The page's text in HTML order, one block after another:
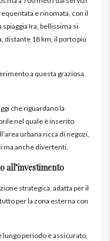
e rinomata, con il
Ira, bellissima si
distante 18 km, il porto più
a questa graziosa
che riguardano la
nel quale è inserito
urbana ricca di negozi,
ma anche divertenti.
all’investimento
strategica, adatta per il
per la zona esterna con
periodo è assicurato,